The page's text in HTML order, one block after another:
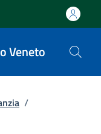
Veneto
/